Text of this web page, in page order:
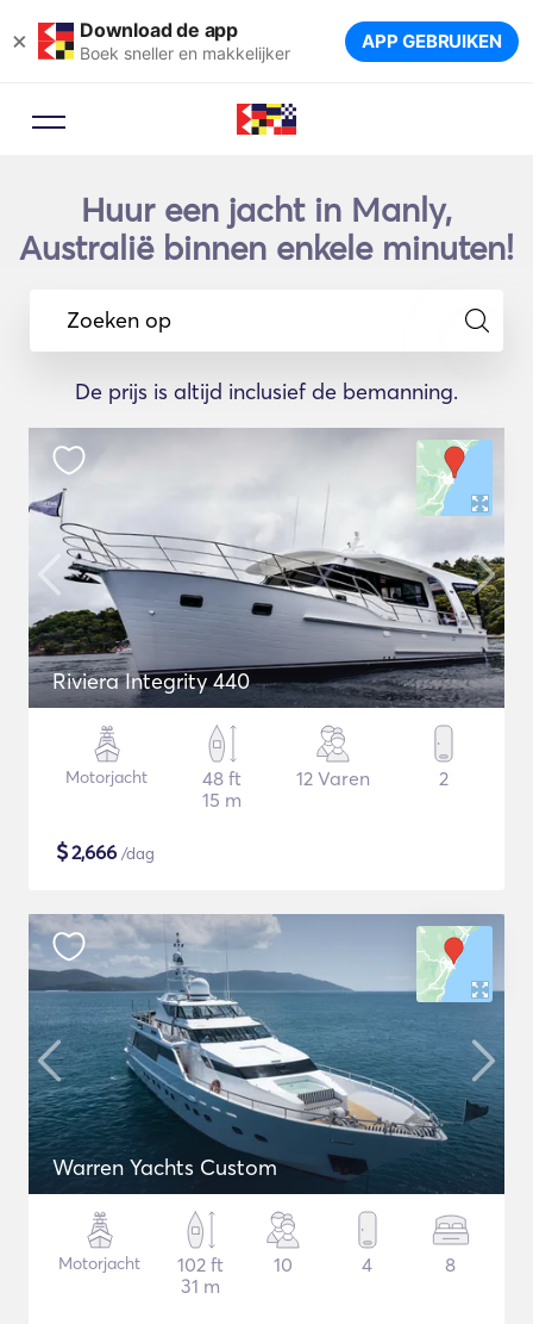
× Download de app
Boek sneller en makkelijker APP GEBRUIKEN
Huur een jacht in Manly,
Australië binnen enkele minuten!
Zoeken op
De prijs is altijd inclusief de bemanning.
Riviera Integrity 440
Motorjacht
48 ft
15 m
12 Varen 2
$2,666 /dag
Warren Yachts Custom
Motorjacht
102 ft
31 m
10 4 8